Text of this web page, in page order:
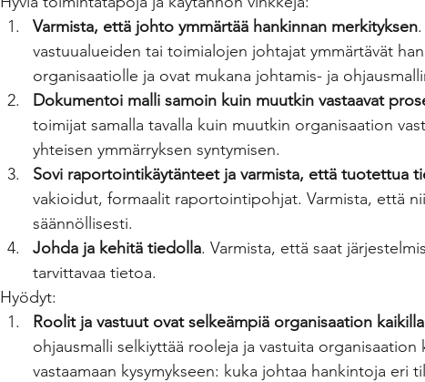
Varmista, että johto ymmärtää hankinnan merkityksen
vastuualueiden tai toimialojen johtajat ymmärtävät
organisaatiolle ja ovat mukana johtamis- ja
Dokumentoi malli samoin kuin muutkin vastaavat
toimijat samalla tavalla kuin muutkin organisaation
yhteisen ymmärryksen syntymisen.
Sovi raportointikäytänteet ja varmista, että tuotettua
vakioidut, formaalit raportointipohjat. Varmista, että
säännöllisesti.
Johda ja kehitä tiedolla. Varmista, että saat
tarvittavaa tietoa.
Hyödyt:
Roolit ja vastuut ovat selkeämpiä organisaation
ohjausmalli selkiyttää rooleja ja vastuita organisaation
vastaamaan kysymykseen: kuka johtaa hankintoja eri